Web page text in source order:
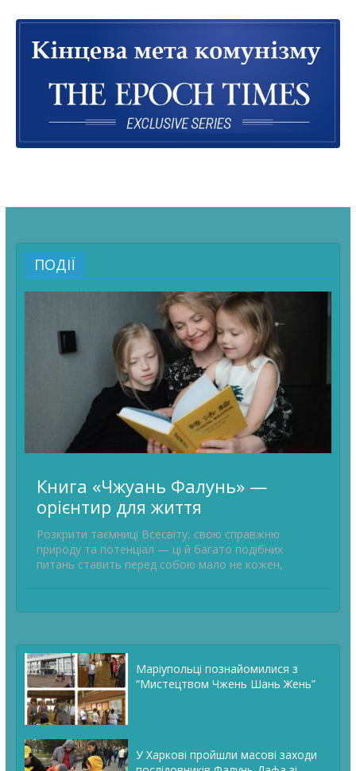
ПОДІЇ
Книга «Чжуань Фалунь» —
орієнтир для життя
Розкрити таємниці Всесвіту, свою справжню
природу та потенціал — ці й багато подібних
питань ставить перед собою мало не кожен,
Маріупольці познайомилися з
“Мистецтвом Чжень Шань Жень”
У Харкові пройшли масові заходи